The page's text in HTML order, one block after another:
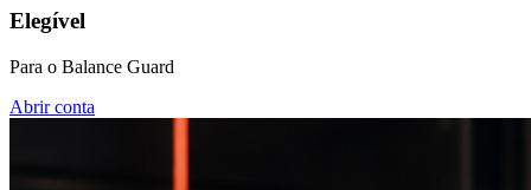
Elegível
Para o Balance Guard
Abrir conta